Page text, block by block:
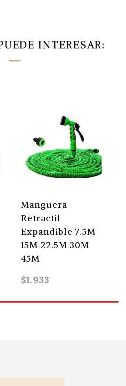
INTERESAR:
Manguera
Retractil
Expandible 7.5M
15M 22.5M 30M
45M
$1.933